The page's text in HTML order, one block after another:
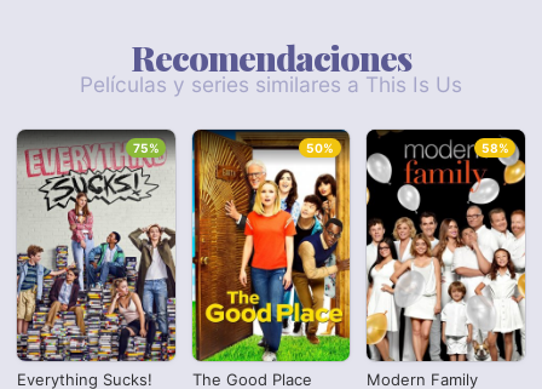
Recomendaciones
Películas y series similares a This Is Us
Everything Sucks!
75%
The Good Place
50%
Modern Family
58%